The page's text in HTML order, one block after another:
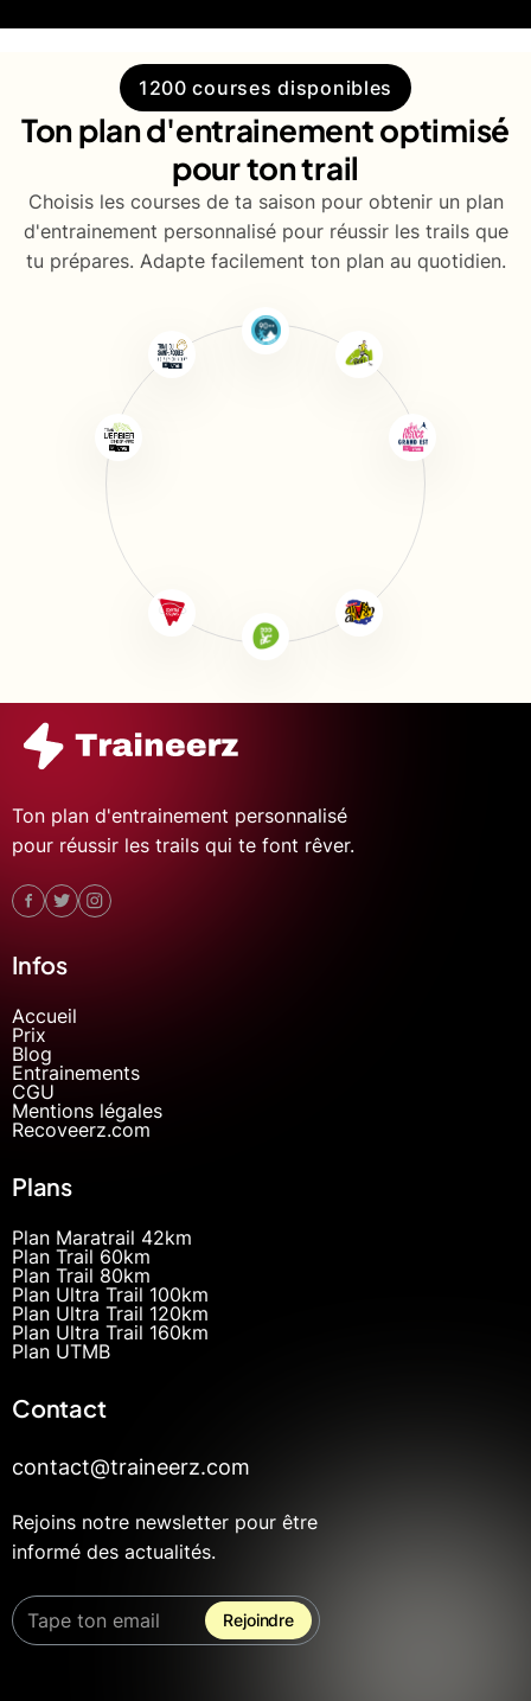
1200 courses disponibles
Ton plan d'entrainement optimisé
pour ton trail
Choisis les courses de ta saison pour obtenir un plan
d'entrainement personnalisé pour réussir les trails que
tu prépares. Adapte facilement ton plan au quotidien.
Ton plan d'entrainement personnalisé
pour réussir les trails qui te font rêver.
Infos
Accueil
Prix
Blog
Entrainements
CGU
Mentions légales
Recoveerz.com
Plans
Plan Maratrail 42km
Plan Trail 60km
Plan Trail 80km
Plan Ultra Trail 100km
Plan Ultra Trail 120km
Plan Ultra Trail 160km
Plan UTMB
Contact
contact@traineerz.com
Rejoins notre newsletter pour être
informé des actualités.